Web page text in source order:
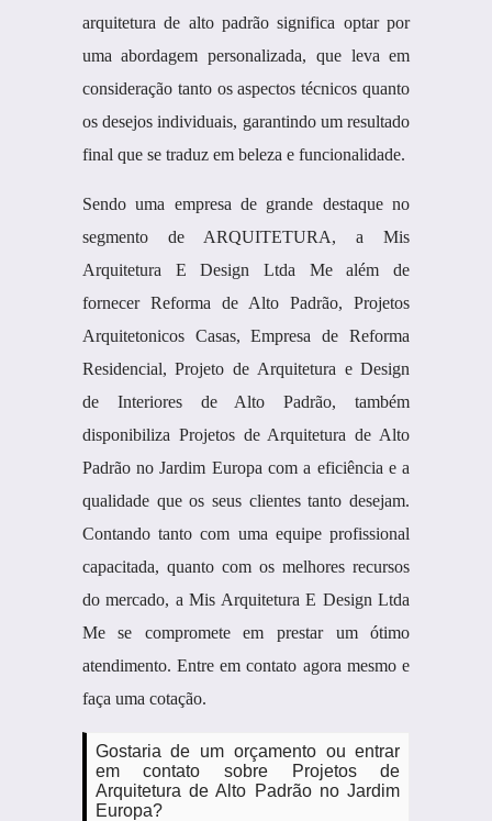
arquitetura de alto padrão significa optar por
uma abordagem personalizada, que leva em
consideração tanto os aspectos técnicos quanto
os desejos individuais, garantindo um resultado
final que se traduz em beleza e funcionalidade.
Sendo uma empresa de grande destaque no
segmento de ARQUITETURA, a Mis
Arquitetura E Design Ltda Me além de
fornecer Reforma de Alto Padrão, Projetos
Arquitetonicos Casas, Empresa de Reforma
Residencial, Projeto de Arquitetura e Design
de Interiores de Alto Padrão, também
disponibiliza Projetos de Arquitetura de Alto
Padrão no Jardim Europa com a eficiência e a
qualidade que os seus clientes tanto desejam.
Contando tanto com uma equipe profissional
capacitada, quanto com os melhores recursos
do mercado, a Mis Arquitetura E Design Ltda
Me se compromete em prestar um ótimo
atendimento. Entre em contato agora mesmo e
faça uma cotação.
Gostaria de um orçamento ou entrar
em contato sobre Projetos de
Arquitetura de Alto Padrão no Jardim
Europa?